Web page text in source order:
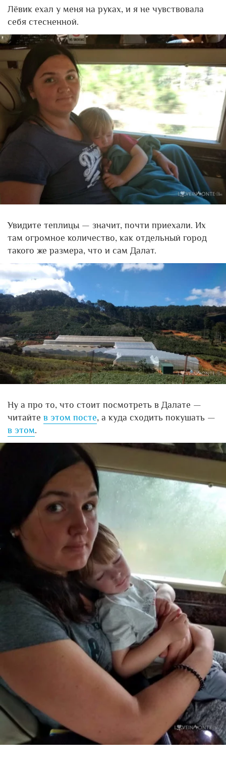
Лёвик ехал у меня на руках, и я не чувствовала
себя стесненной.
Увидите теплицы — значит, почти приехали. Их
там огромное количество, как отдельный город
такого же размера, что и сам Далат.
Ну а про то, что стоит посмотреть в Далате —
читайте в этом посте, а куда сходить покушать —
в этом.